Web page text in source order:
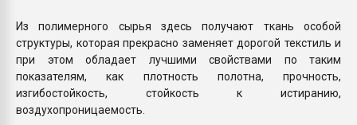
Из полимерного сырья здесь получают ткань особой
структуры, которая прекрасно заменяет дорогой текстиль и
при этом обладает лучшими свойствами по таким
показателям, как плотность полотна, прочность,
изгибостойкость, стойкость к истиранию,
воздухопроницаемость.